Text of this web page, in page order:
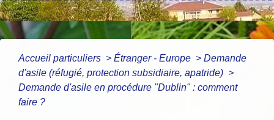
Accueil particuliers > Étranger - Europe > Demande
d'asile (réfugié, protection subsidiaire, apatride) >
Demande d'asile en procédure "Dublin" : comment
faire ?